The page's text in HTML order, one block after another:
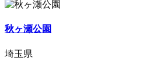
秋ヶ瀬公園
埼玉県